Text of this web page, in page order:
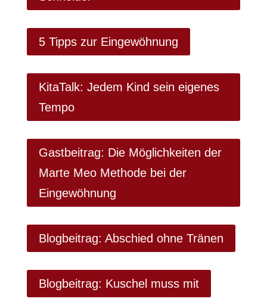
5 Tipps zur Eingewöhnung
KitaTalk: Jedem Kind sein eigenes
Tempo
Gastbeitrag: Die Möglichkeiten der
Marte Meo Methode bei der
Eingewöhnung
Blogbeitrag: Abschied ohne Tränen
Blogbeitrag: Kuschel muss mit